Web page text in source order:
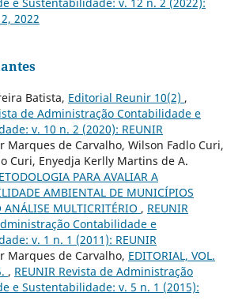
2022
Batista, Editorial Reunir 10(2) ,
de Administração Contabilidade e
v. 10 n. 2 (2020): REUNIR
Marques de Carvalho, Wilson Fadlo Curi,
Curi, Enyedja Kerlly Martins de A.
PARA AVALIAR A
AMBIENTAL DE MUNICÍPIOS
MULTICRITÉRIO , REUNIR
Contabilidade e
v. 1 n. 1 (2011): REUNIR
Marques de Carvalho, EDITORIAL, VOL.
, REUNIR Revista de Administração
e Sustentabilidade: v. 5 n. 1 (2015):